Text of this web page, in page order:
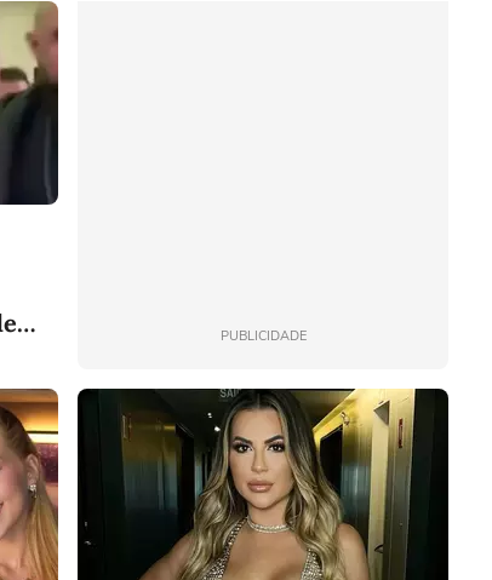
PUBLICIDADE